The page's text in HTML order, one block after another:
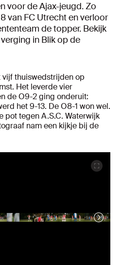
voor de Ajax-jeugd. Zo
van FC Utrecht en verloor
de topper. Bekijk
in Blik op de
thuiswedstrijden op
Het leverde vier
de O9-2 ging onderuit:
het 9-13. De O8-1 won wel.
pot tegen A.S.C. Waterwijk
nam een kijkje bij de